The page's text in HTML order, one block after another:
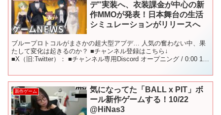
デ”実装へ、衣装課金が中心の新
作MMOが発表！日本舞台の生活
シミュレーションがリリースへ
ブループロトコルがまさかの超大型アプデ… 人気の奮わない中、果
たして変化は起きるのか？ ■チャンネル登録はこちら↓
■X（旧:Twitter）： ■チャンネル専用Discord オープニング / 0:00 1.
新作ゲーム
気になってた「BALL x PIT」ボ
ール新作ゲームする！10/22
@HiNas3